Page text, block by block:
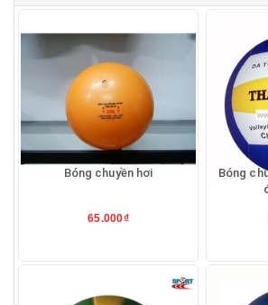
Bóng chuyền hơi
65.000₫
Bóng